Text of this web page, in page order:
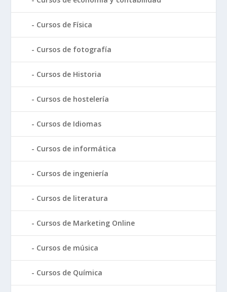
Cursos de Física
Cursos de fotografía
Cursos de Historia
Cursos de hostelería
Cursos de Idiomas
Cursos de informática
Cursos de ingeniería
Cursos de literatura
Cursos de Marketing Online
Cursos de música
Cursos de Química